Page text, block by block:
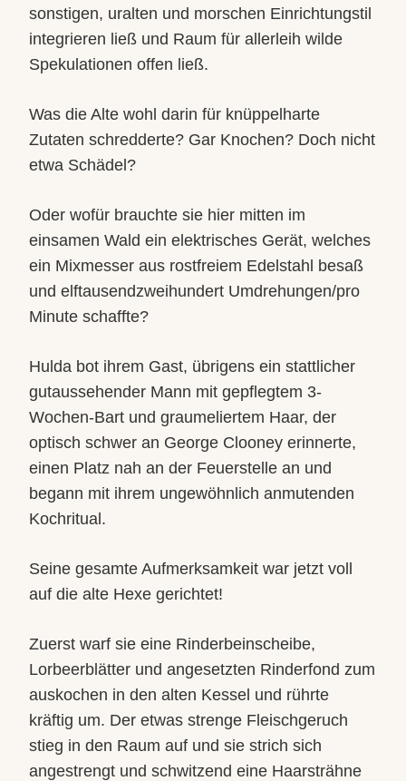
sonstigen, uralten und morschen Einrichtungstil
integrieren ließ und Raum für allerleih wilde
Spekulationen offen ließ.
Was die Alte wohl darin für knüppelharte
Zutaten schredderte? Gar Knochen? Doch nicht
etwa Schädel?
Oder wofür brauchte sie hier mitten im
einsamen Wald ein elektrisches Gerät, welches
ein Mixmesser aus rostfreiem Edelstahl besaß
und elftausendzweihundert Umdrehungen/pro
Minute schaffte?
Hulda bot ihrem Gast, übrigens ein stattlicher
gutaussehender Mann mit gepflegtem 3-
Wochen-Bart und graumeliertem Haar, der
optisch schwer an George Clooney erinnerte,
einen Platz nah an der Feuerstelle an und
begann mit ihrem ungewöhnlich anmutenden
Kochritual.
Seine gesamte Aufmerksamkeit war jetzt voll
auf die alte Hexe gerichtet!
Zuerst warf sie eine Rinderbeinscheibe,
Lorbeerblätter und angesetzten Rinderfond zum
auskochen in den alten Kessel und rührte
kräftig um. Der etwas strenge Fleischgeruch
stieg in den Raum auf und sie strich sich
angestrengt und schwitzend eine Haarsträhne